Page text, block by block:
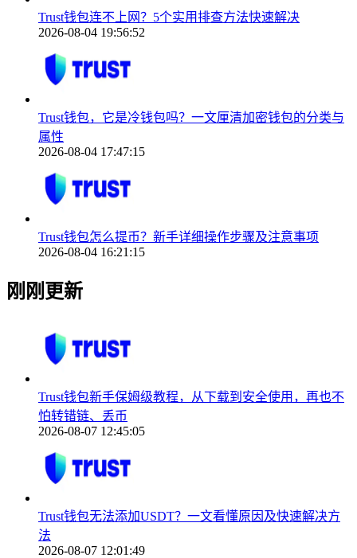
Trust钱包连不上网？5个实用排查方法快速解决
2026-08-04 19:56:52
Trust钱包，它是冷钱包吗？一文厘清加密钱包的分类与
属性
2026-08-04 17:47:15
Trust钱包怎么提币？新手详细操作步骤及注意事项
2026-08-04 16:21:15
刚刚更新
Trust钱包新手保姆级教程，从下载到安全使用，再也不
怕转错链、丢币
2026-08-07 12:45:05
Trust钱包无法添加USDT？一文看懂原因及快速解决方
法
2026-08-07 12:01:49